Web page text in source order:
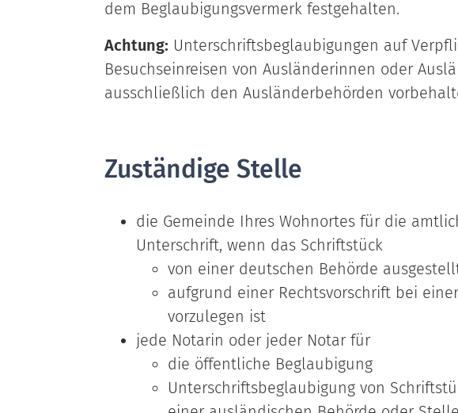
dem Beglaubigungsvermerk festgehalten.
Achtung: Unterschriftsbeglaubigungen auf
Besuchseinreisen von Ausländerinnen oder
ausschließlich den Ausländerbehörden
Zuständige Stelle
die Gemeinde Ihres Wohnortes für die
Unterschrift, wenn das Schriftstück
von einer deutschen Behörde
aufgrund einer Rechtsvorschrift bei
vorzulegen ist
jede Notarin oder jeder Notar für
die öffentliche Beglaubigung
Unterschriftsbeglaubigung von